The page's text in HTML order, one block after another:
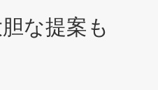
な提案も